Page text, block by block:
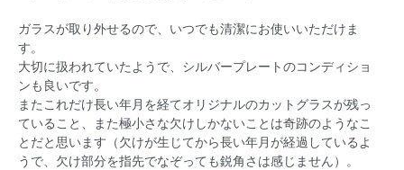
ガラスが取り外せるので、いつでも清潔にお使いいただけま
す。
大切に扱われていたようで、シルバープレートのコンディショ
ンも良いです。
またこれだけ長い年月を経てオリジナルのカットグラスが残っ
ていること、また極小さな欠けしかないことは奇跡のようなこ
とだと思います（欠けが生じてから長い年月が経過しているよ
うで、欠け部分を指先でなぞっても鋭角さは感じません）。